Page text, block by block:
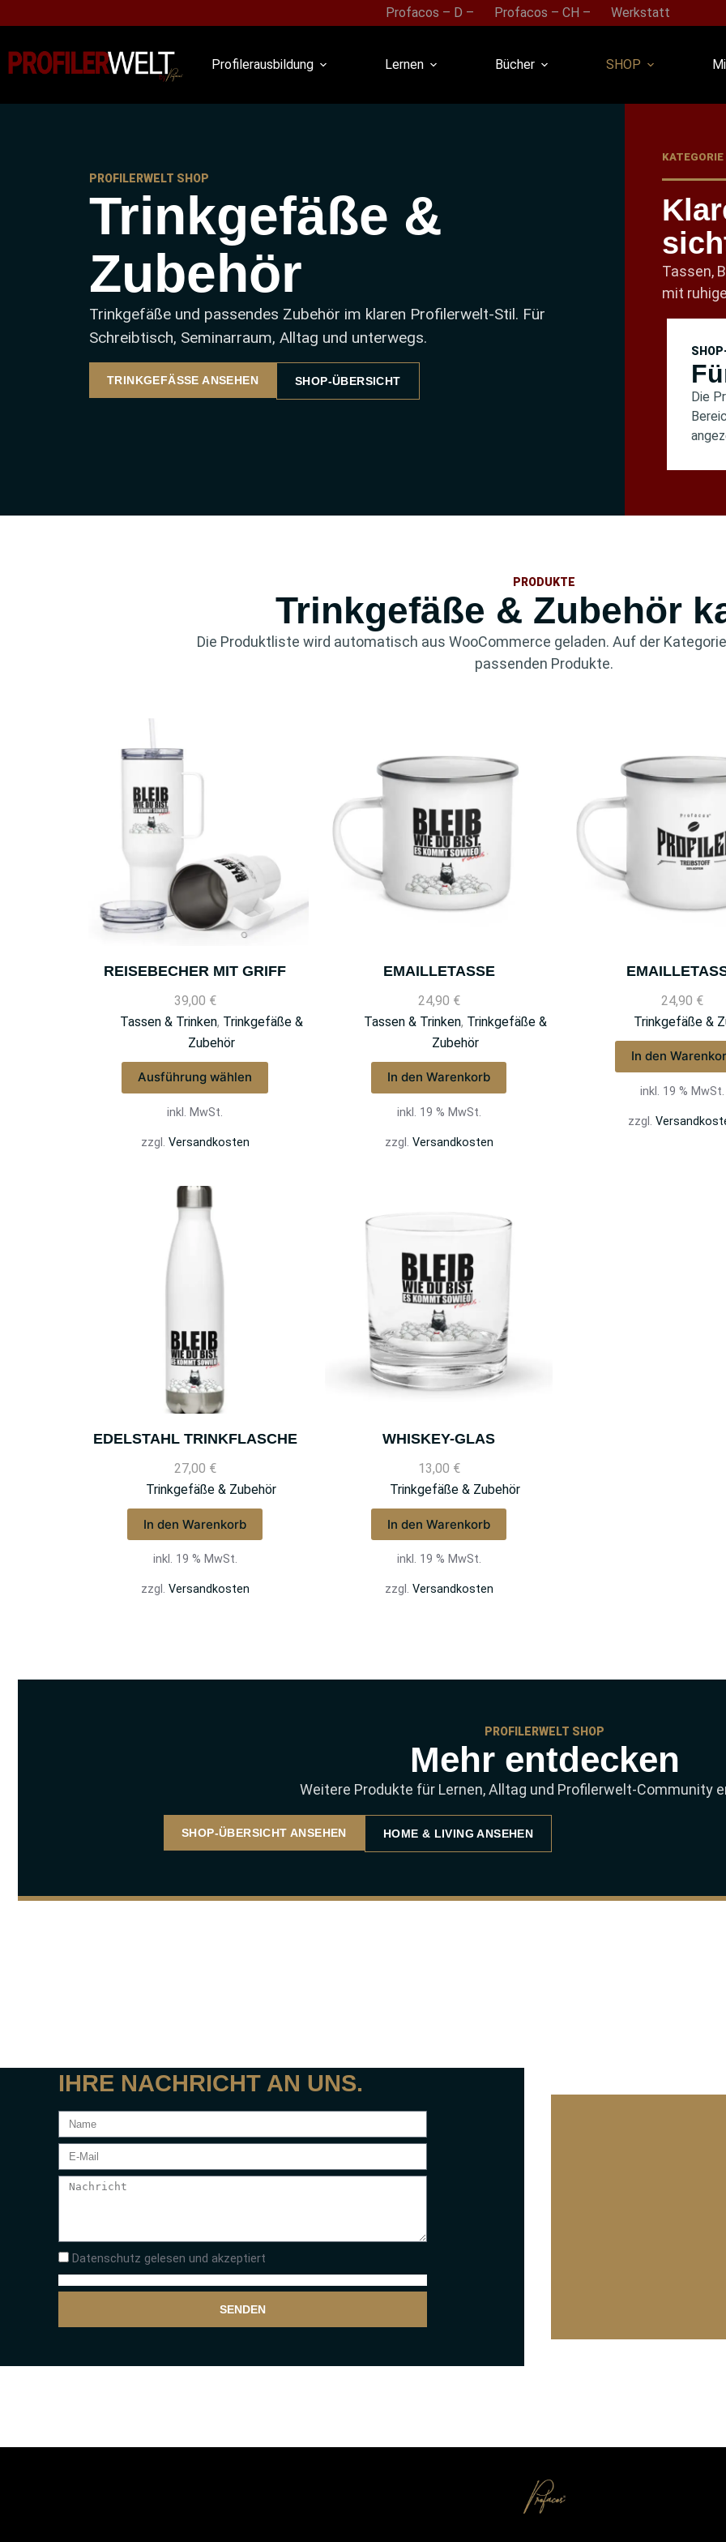
Profacos – D – Profacos – CH – Werkstatt
Profilerausbildung Lernen Bücher SHOP
PROFILERWELT SHOP
Trinkgefäße &
Zubehör
Trinkgefäße und passendes Zubehör im klaren Profilerwelt-Stil. Für
Schreibtisch, Seminarraum, Alltag und unterwegs.
TRINKGEFÄSSE ANSEHEN SHOP-ÜBERSICHT
KATEGORIE
Tassen,
mit
Die
PRODUKTE
Trinkgefäße & Zubehör
Die Produktliste wird automatisch aus WooCommerce geladen. Auf der
passenden Produkte.
REISEBECHER MIT GRIFF
39,00 €
Tassen & Trinken, Trinkgefäße &
Zubehör
Ausführung wählen
inkl. MwSt.
zzgl. Versandkosten
EMAILLETASSE
24,90 €
Tassen & Trinken, Trinkgefäße &
Zubehör
In den Warenkorb
inkl. 19 % MwSt.
zzgl. Versandkosten
24,90 €
Trinkgefäße &
In den
inkl. 19 % MwSt.
zzgl.
EDELSTAHL TRINKFLASCHE
27,00 €
Trinkgefäße & Zubehör
In den Warenkorb
inkl. 19 % MwSt.
zzgl. Versandkosten
WHISKEY-GLAS
13,00 €
Trinkgefäße & Zubehör
In den Warenkorb
inkl. 19 % MwSt.
zzgl. Versandkosten
PROFILERWELT SHOP
Mehr entdecken
Weitere Produkte für Lernen, Alltag und Profilerwelt-Community
SHOP-ÜBERSICHT ANSEHEN HOME & LIVING ANSEHEN
IHRE NACHRICHT AN UNS.
Datenschutz gelesen und akzeptiert
SENDEN